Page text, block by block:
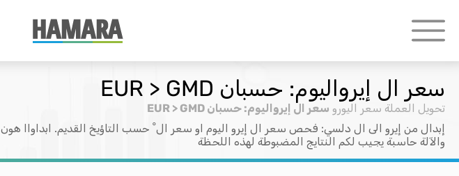
سعر ال إيرواليوم: حسبان EUR > GMD
تحويل العملة سعر اليورو سعر ال إيرواليوم: حسبان EUR > GMD
إبدال من إيرو الى ال دلسي: فحص سعر ال إيرو اليوم او سعر ال ْ حسب التاؤيخ القديم. ابداواا هون
والآلة حاسبة يجيب لكم النتايج المضبوطة لهذه اللحظة